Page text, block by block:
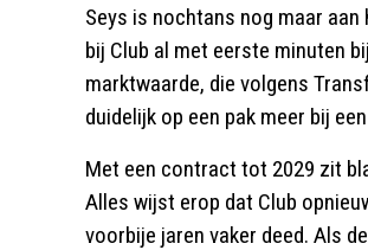
Seys is nochtans nog maar
bij Club al met eerste minuten
marktwaarde, die volgens
duidelijk op een pak meer bij
Met een contract tot 2029 zit
Alles wijst erop dat Club
voorbije jaren vaker deed. Als